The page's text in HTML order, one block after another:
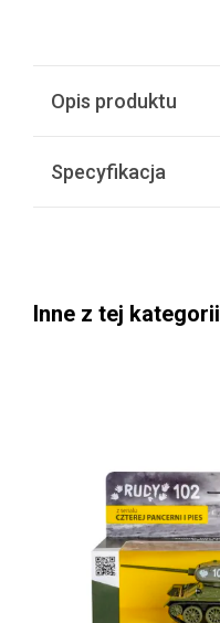
Opis produktu
Specyfikacja
Inne z tej kategorii